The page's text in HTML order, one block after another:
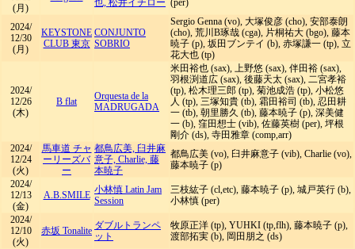
(月)
也, 松井イチロー (per)
2024/
12/30
(月)
KEYSTONE
CLUB 東京
CONJUNTO
SOBRIO
Sergio Genna (vo), 大塚俊彦 (cho), 安部泰朗
(cho), 荒川B琢哉 (cga), 片桐祐大 (bgo), 藤本
暁子 (p), 坂田ブンテイ (b), 赤塚謙一 (tp), 立
花大也 (tp)
2024/
12/26
(木)
B flat
Orquesta de la
MADRUGADA
米田裕也 (sax), 上野悠 (sax), 伴田裕 (sax),
羽根渕道広 (sax), 後藤天太 (sax), 二宮孝裕
(tp), 松木理三郎 (tp), 菊池成浩 (tp), 小松悠
人 (tp), 三塚知貴 (tb), 霜田裕司 (tb), 忍田耕
一 (tb), 朝里勝久 (tb), 藤本暁子 (p), 深美健
一 (b), 窪田想士 (vib), 佐藤英樹 (per), 坪根
剛介 (ds), 寺田雅章 (comp,arr)
2024/
12/24
(火)
馬車道 チャ
ーリーズバ
ー
都鳥広美, 臼井麻
意子, Charlie, 藤
本暁子
都鳥広美 (vo), 臼井麻意子 (vib), Charlie (vo),
藤本暁子 (p)
2024/
12/13
(金)
A.B.SMILE 小林慎 Latin Jam
Session
三枝紘子 (cl,etc), 藤本暁子 (p), 城戸英行 (b),
小林慎 (per)
2024/
12/10
(火)
赤坂 Tonalite ダブルトランペ
ット
牧原正洋 (tp), YUHKI (tp,flh), 藤本暁子 (p),
渡部拓実 (b), 岡田朋之 (ds)